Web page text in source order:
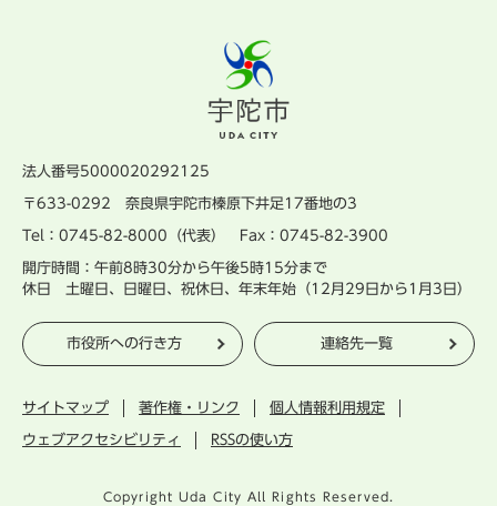
法人番号5000020292125
〒633-0292 奈良県宇陀市榛原下井足17番地の3
Tel：0745-82-8000（代表） Fax：0745-82-3900
開庁時間：午前8時30分から午後5時15分まで
休日 土曜日、日曜日、祝休日、年末年始（12月29日から1月3日）
市役所への行き方 連絡先一覧
サイトマップ 著作権・リンク 個人情報利用規定
ウェブアクセシビリティ RSSの使い方
Copyright Uda City All Rights Reserved.